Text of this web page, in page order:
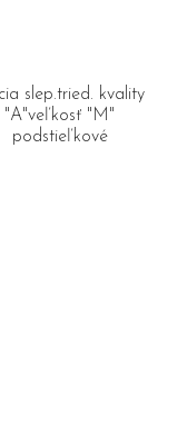
slep.tried. kvality
"A"veľkosť "M"
podstieľkové